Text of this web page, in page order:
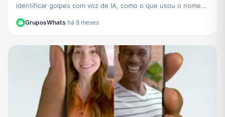
identificar golpes com voz de IA, como o que usou o nome
GruposWhats·há 8 meses